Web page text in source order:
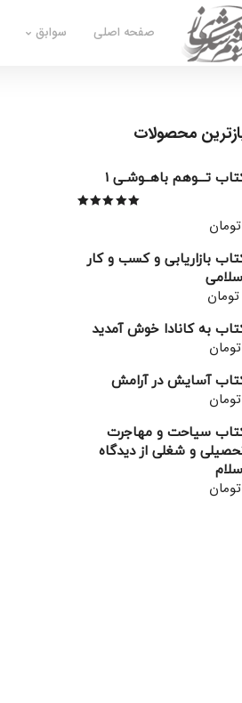
صفحه اصلی سوابق
محصولات
تـــوهم باهــوشـی 1
تومان
بازاریابی و کسب و کار
تومان
به کانادا خوش آمدید
تومان
آسایش در آرامش
تومان
سیاحت و مهاجرت
و شغلی از دیدگاه
تومان